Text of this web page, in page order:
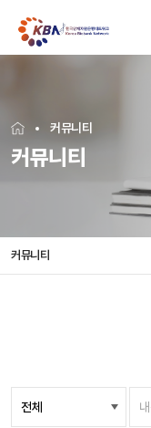
커뮤니티
커뮤니티
커뮤니티